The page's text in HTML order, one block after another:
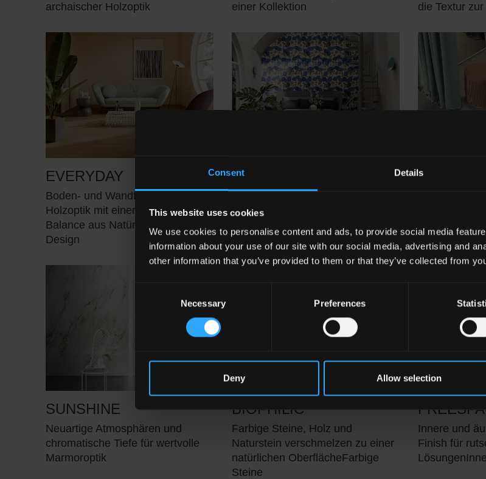
Consent Details
This website uses cookies
We use cookies to personalise content and ads, to provide social media
information about your use of our site with our social media, advertising and
other information that you’ve provided to them or that they’ve collected from
Necessary Preferences
Deny Allow selection
archaischer Holzoptik
einer Kollektion
die Textur
EVERYDAY
Boden- und Wandfliesen in
Holzoptik mit einer ausgewogenen
Balance aus Natürlichkeit und
Design
ICONS
aus Feinsteinzeug mit floralen
Motiven
Räume
SUNSHINE
Neuartige Atmosphären und
chromatische Tiefe für wertvolle
Marmoroptik
BIOPHILIC
Farbige Steine, Holz und
Naturstein verschmelzen zu einer
natürlichen OberflächeFarbige
Steine
Innere und
Finish für